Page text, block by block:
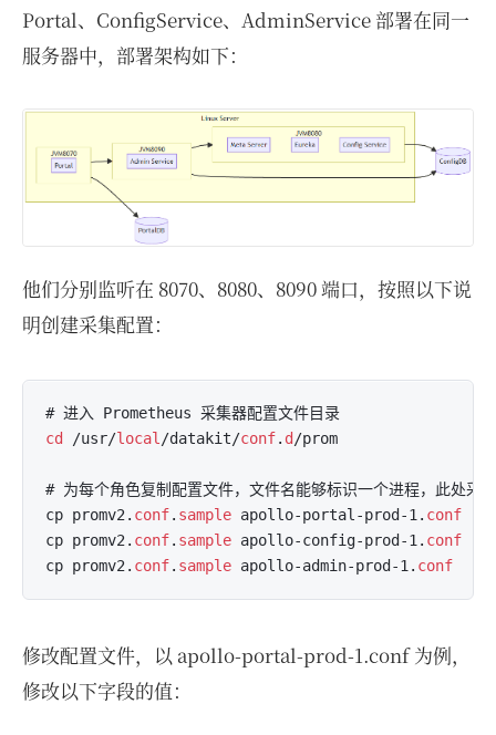
Portal、ConfigService、AdminService 部署在同一
服务器中，部署架构如下：
他们分别监听在 8070、8080、8090 端口，按照以下说
明创建采集配置：
cd
/usr/local/datakit/conf. d/prom
# 为每个角色复制配置文件，文件名能够标识一个进程，此处
cp promv2. conf. sample apollo-portal-prod-1. conf
cp promv2. conf. sample apollo-config-prod-1. conf
cp promv2. conf. sample apollo-admin-prod-1. conf
修改配置文件，以 apollo-portal-prod-1.conf 为例，
修改以下字段的值：